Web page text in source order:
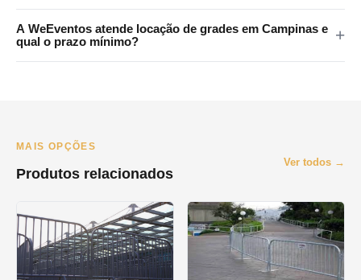
metropolitana.
Bernardo do Campo, São Caetano do Sul, Diadema e Mauá.
A WeEventos atende locação de grades em Campinas e
qual o prazo mínimo?
MAIS OPÇÕES
Produtos relacionados
Ver todos →